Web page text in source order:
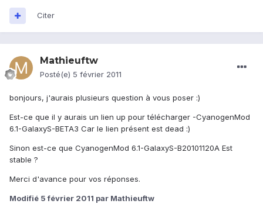
Citer
Mathieuftw
Posté(e) 5 février 2011
bonjours, j'aurais plusieurs question à vous poser :)
Est-ce que il y aurais un lien up pour télécharger -CyanogenMod
6.1-GalaxyS-BETA3 Car le lien présent est dead :)
Sinon est-ce que CyanogenMod 6.1-GalaxyS-B20101120A Est
stable ?
Merci d'avance pour vos réponses.
Modifié 5 février 2011 par Mathieuftw